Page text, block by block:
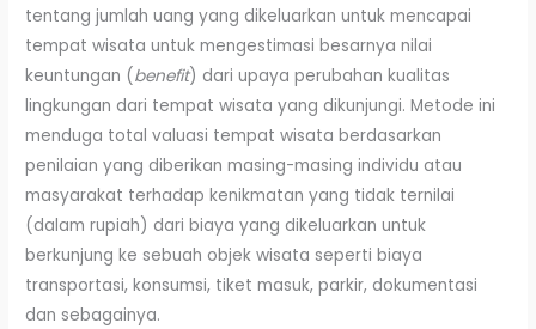
tentang jumlah uang yang dikeluarkan untuk mencapai
tempat wisata untuk mengestimasi besarnya nilai
keuntungan (benefit) dari upaya perubahan kualitas
lingkungan dari tempat wisata yang dikunjungi. Metode ini
menduga total valuasi tempat wisata berdasarkan
penilaian yang diberikan masing-masing individu atau
masyarakat terhadap kenikmatan yang tidak ternilai
(dalam rupiah) dari biaya yang dikeluarkan untuk
berkunjung ke sebuah objek wisata seperti biaya
transportasi, konsumsi, tiket masuk, parkir, dokumentasi
dan sebagainya.